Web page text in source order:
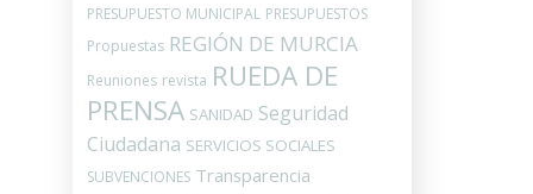
PRESUPUESTO MUNICIPAL PRESUPUESTOS
Propuestas REGIÓN DE MURCIA
Reuniones revista RUEDA DE
PRENSA SANIDAD Seguridad
Ciudadana SERVICIOS SOCIALES
SUBVENCIONES Transparencia